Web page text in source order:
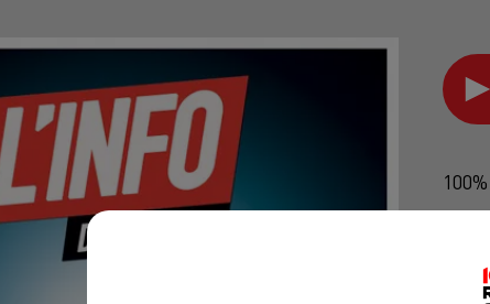
100%